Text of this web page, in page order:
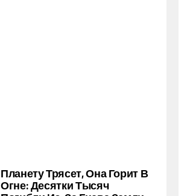
Планету Трясет, Она Горит В
Огне: Десятки Тысяч